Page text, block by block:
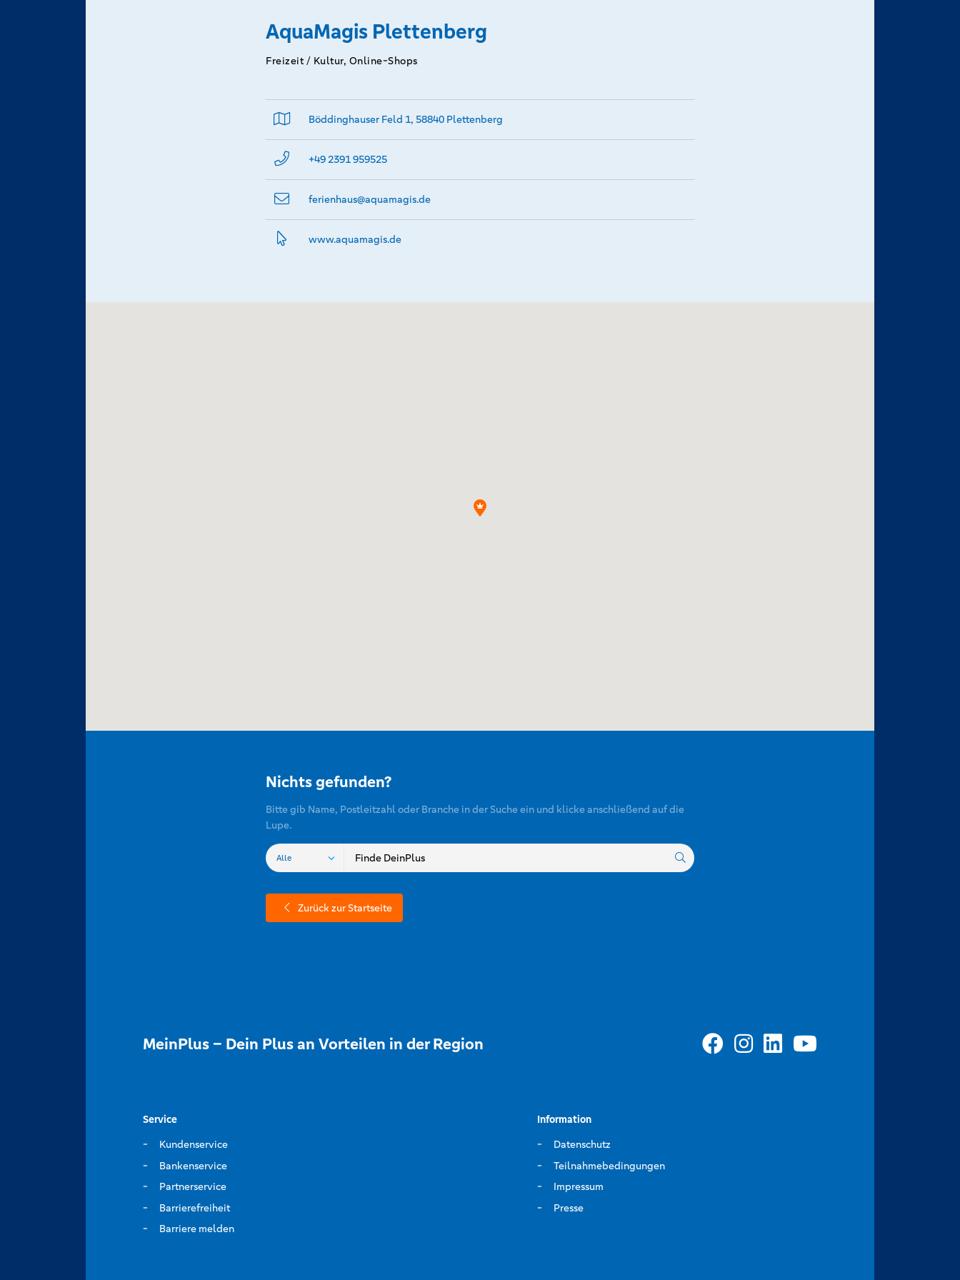
AquaMagis Plettenberg
Freizeit / Kultur, Online-Shops
Böddinghauser Feld 1, 58840 Plettenberg
+49 2391 959525
ferienhaus@­aquamagis.de
www.­aquamagis.­de
Nichts gefunden?
Bitte gib Name, Postleitzahl oder Branche in der Suche ein und klicke anschließend auf die
Lupe.
Zurück zur Startseite
MeinPlus – Dein Plus an Vorteilen in der Region
Service
Kundenservice
Bankenservice
Partnerservice
Barrierefreiheit
Barriere melden
Information
Datenschutz
Teilnahmebedingungen
Impressum
Presse